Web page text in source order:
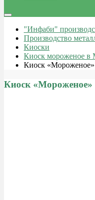
"Инфаби"
Производство
Киоски
Киоск мороженое в
Киоск
Киоск «Мороженое»